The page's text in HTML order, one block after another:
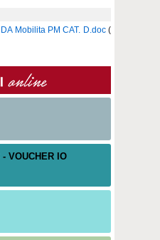
Mobilita PM CAT. D.doc (
VOUCHER IO